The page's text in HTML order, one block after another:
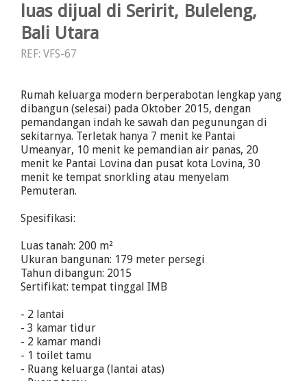
luas dijual di Seririt, Buleleng,
Bali Utara
REF: VFS-67
Rumah keluarga modern berperabotan lengkap yang
dibangun (selesai) pada Oktober 2015, dengan
pemandangan indah ke sawah dan pegunungan di
sekitarnya. Terletak hanya 7 menit ke Pantai
Umeanyar, 10 menit ke pemandian air panas, 20
menit ke Pantai Lovina dan pusat kota Lovina, 30
menit ke tempat snorkling atau menyelam
Pemuteran.
Spesifikasi:
Luas tanah: 200 m²
Ukuran bangunan: 179 meter persegi
Tahun dibangun: 2015
Sertifikat: tempat tinggal IMB
- 2 lantai
- 3 kamar tidur
- 2 kamar mandi
- 1 toilet tamu
- Ruang keluarga (lantai atas)